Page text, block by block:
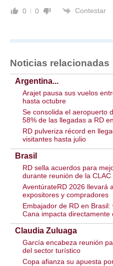
0 0 Contestar
Noticias relacionadas
Argentina...
Arajet pausa sus vuelos
hasta octubre
Se consolida el aeropuerto
58% de las llegadas a RD
RD pulveriza récord en
visitantes hasta julio
Brasil
RD sella acuerdos para
durante reunión de la CLAC
AventúrateRD 2026 llevará
expositores y compradores
Embajador de RD en
Cana impacta directamente
Claudia Zuluaga
García encabeza reunión
del sector turístico
Copa afianza su apuesta